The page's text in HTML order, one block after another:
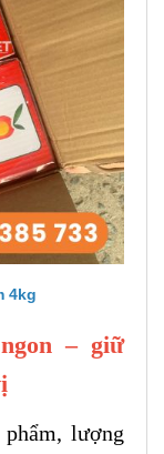
4kg
– giữ
lượng